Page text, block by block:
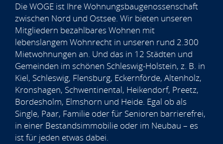
Die WOGE ist Ihre Wohnungsbaugenossenschaft
zwischen Nord und Ostsee. Wir bieten unseren
Mitgliedern bezahlbares Wohnen mit
lebenslangem Wohnrecht in unseren rund 2.300
Mietwohnungen an. Und das in 12 Städten und
Gemeinden im schönen Schleswig-Holstein, z. B. in
Kiel, Schleswig, Flensburg, Eckernförde, Altenholz,
Kronshagen, Schwentinental, Heikendorf, Preetz,
Bordesholm, Elmshorn und Heide. Egal ob als
Single, Paar, Familie oder für Senioren barrierefrei,
in einer Bestandsimmobilie oder im Neubau – es
ist für jeden etwas dabei.